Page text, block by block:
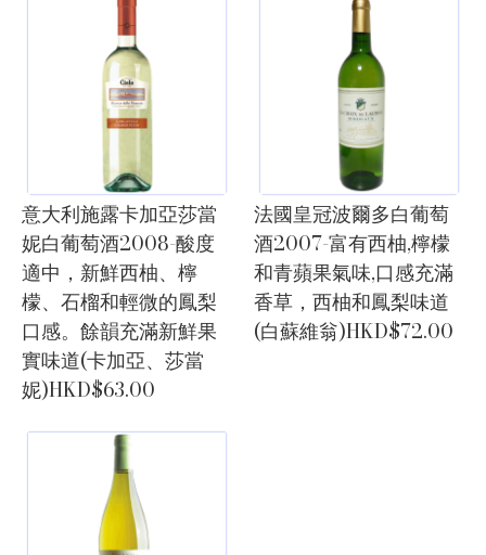
意大利施露卡加亞莎當
妮白葡萄酒2008-酸度
適中，新鮮西柚、檸
檬、石榴和輕微的鳳梨
口感。餘韻充滿新鮮果
實味道(卡加亞、莎當
妮)HKD$63.00
法國皇冠波爾多白葡萄
酒2007-富有西柚,檸檬
和青蘋果氣味,口感充滿
香草，西柚和鳳梨味道
(白蘇維翁)HKD$72.00